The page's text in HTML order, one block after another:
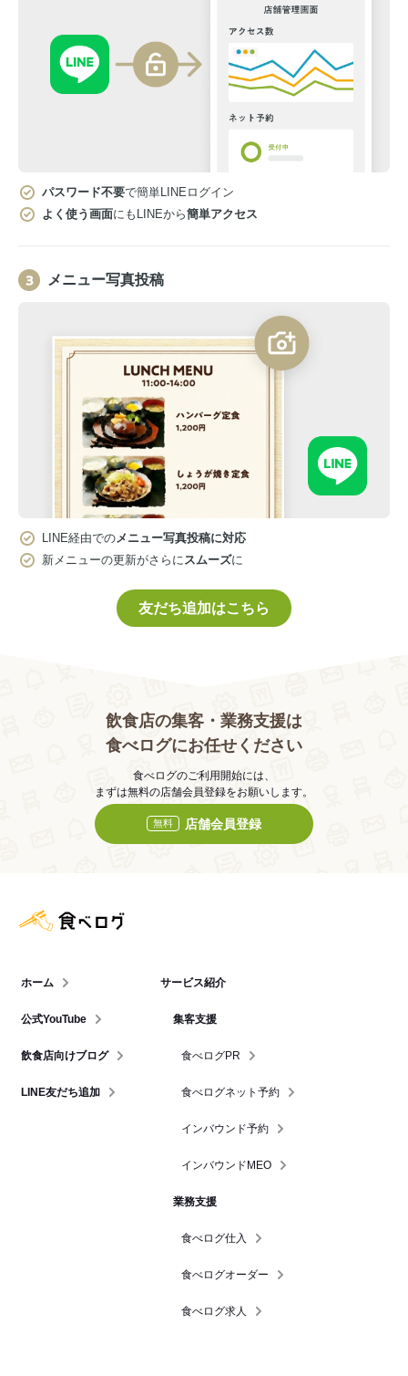
パスワード不要で簡単LINEログイン
よく使う画面にもLINEから簡単アクセス
メニュー写真投稿
LINE経由でのメニュー写真投稿に対応
新メニューの更新がさらにスムーズに
友だち追加はこちら
飲食店の集客・業務支援は
食べログにお任せください
食べログのご利用開始には、
まずは無料の店舗会員登録をお願いします。
無料 店舗会員登録
ホーム
公式YouTube
飲食店向けブログ
LINE友だち追加
サービス紹介
集客支援
食べログPR
食べログネット予約
インバウンド予約
インバウンドMEO
業務支援
食べログ仕入
食べログオーダー
食べログ求人